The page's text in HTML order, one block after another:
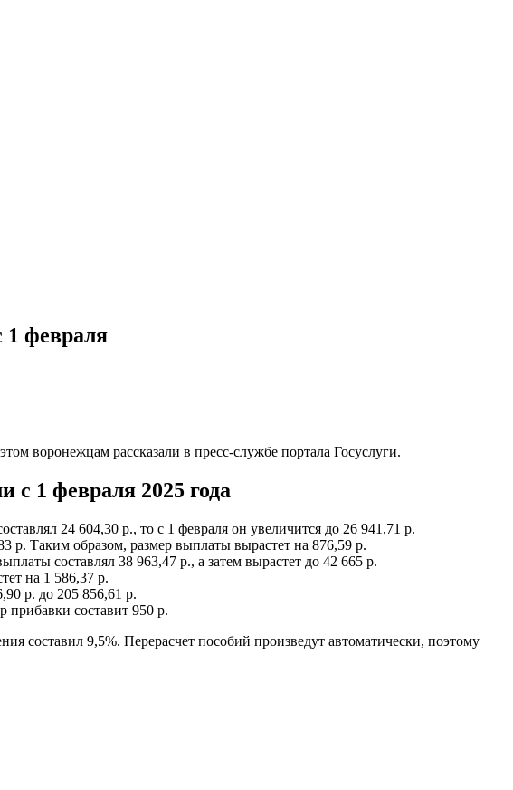
1 февраля
воронежцам рассказали в пресс-службе портала Госуслуги.
с 1 февраля 2025 года
24 604,30 р., то с 1 февраля он увеличится до 26 941,71 р.
р. Таким образом, размер выплаты вырастет на 876,59 р.
составлял 38 963,47 р., а затем вырастет до 42 665 р.
на 1 586,37 р.
р. до 205 856,61 р.
прибавки составит 950 р.
составил 9,5%. Перерасчет пособий произведут автоматически, поэтому